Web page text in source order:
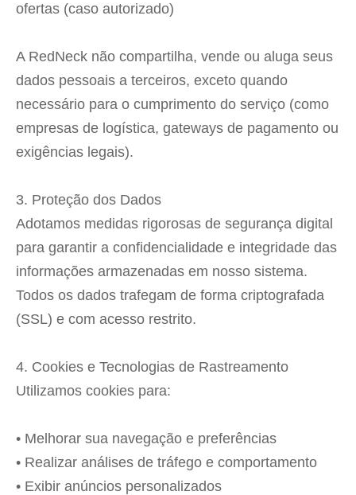
ofertas (caso autorizado)
A RedNeck não compartilha, vende ou aluga seus
dados pessoais a terceiros, exceto quando
necessário para o cumprimento do serviço (como
empresas de logística, gateways de pagamento ou
exigências legais).
3. Proteção dos Dados
Adotamos medidas rigorosas de segurança digital
para garantir a confidencialidade e integridade das
informações armazenadas em nosso sistema.
Todos os dados trafegam de forma criptografada
(SSL) e com acesso restrito.
4. Cookies e Tecnologias de Rastreamento
Utilizamos cookies para:
• Melhorar sua navegação e preferências
• Realizar análises de tráfego e comportamento
• Exibir anúncios personalizados